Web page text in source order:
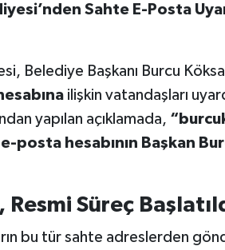
Sahte E-Posta
Belediye Başkanı Burcu Köksal
ilişkin vatandaşları
yapılan açıklamada, “
hesabının Başkan
Süreç
bu tür sahte adreslerden